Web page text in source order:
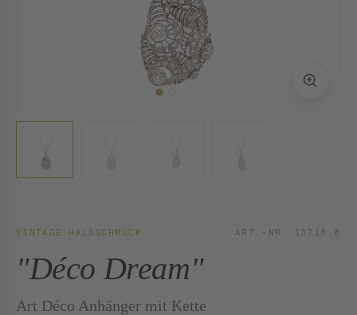
VINTAGE HALSSCHMUCK ART.-NR. 13718.0
"Déco Dream"
Art Déco Anhänger mit Kette